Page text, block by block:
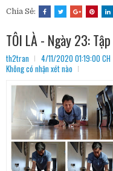
Chia Sẻ:
TÔI LÀ - Ngày 23:
th2tran 4/11/2020 01:19:00 CH
Không có nhận xét nào